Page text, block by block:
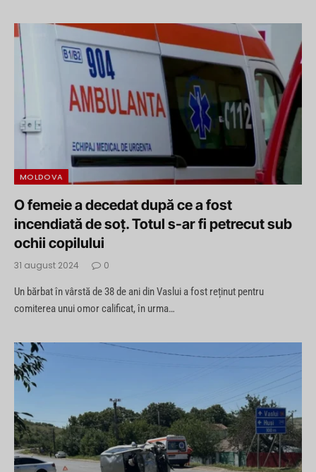
MOLDOVA
O femeie a decedat după ce a fost
incendiată de soț. Totul s-ar fi petrecut sub
ochii copilului
31 august 2024 0
Un bărbat în vârstă de 38 de ani din Vaslui a fost reținut pentru
comiterea unui omor calificat, în urma…